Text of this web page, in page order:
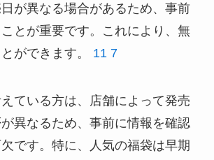
が異なる場合があるため、事前
とが重要です。これにより、無
ができます。 11 7
ている方は、店舗によって発売
異なるため、事前に情報を確認
です。特に、人気の福袋は早期